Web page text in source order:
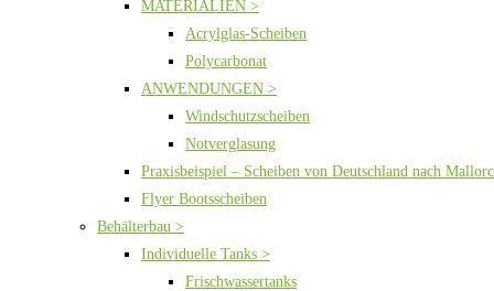
MATERIALIEN >
Acrylglas-Scheiben
Polycarbonat
ANWENDUNGEN >
Windschutzscheiben
Notverglasung
Praxisbeispiel – Scheiben von Deutschland nach
Flyer Bootsscheiben
Behälterbau >
Individuelle Tanks >
Frischwassertanks